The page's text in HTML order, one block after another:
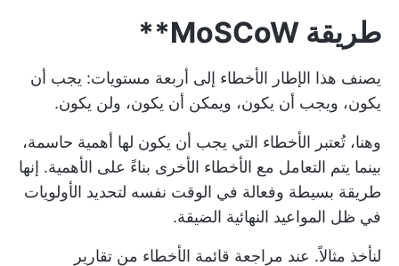
طريقة MoSCoW**
يصنف هذا الإطار الأخطاء إلى أربعة مستويات: يجب أن
يكون، ويجب أن يكون، ويمكن أن يكون، ولن يكون.
وهنا، تُعتبر الأخطاء التي يجب أن يكون لها أهمية حاسمة،
بينما يتم التعامل مع الأخطاء الأخرى بناءً على الأهمية. إنها
طريقة بسيطة وفعالة في الوقت نفسه لتحديد الأولويات
في ظل المواعيد النهائية الضيقة.
لنأخذ مثالاً. عند مراجعة قائمة الأخطاء من تقارير